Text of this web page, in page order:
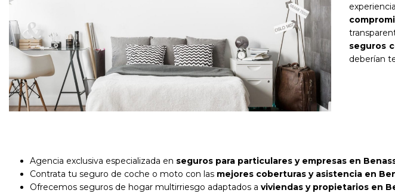
seguros
deberían
Agencia exclusiva especializada en seguros para particulares y empresas en
Contrata tu seguro de coche o moto con las mejores coberturas y asistencia en
Ofrecemos seguros de hogar multirriesgo adaptados a viviendas y propietarios en